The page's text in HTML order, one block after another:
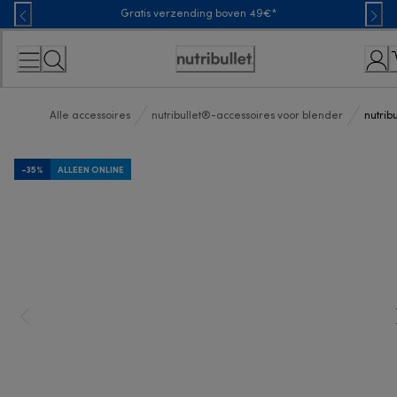
Skip
to
Content
Gratis verzending boven 49€*
Toegankelijkheidsverklaring
Alle accessoires nutribullet®-accessoires voor blender
-35% ALLEEN ONLINE